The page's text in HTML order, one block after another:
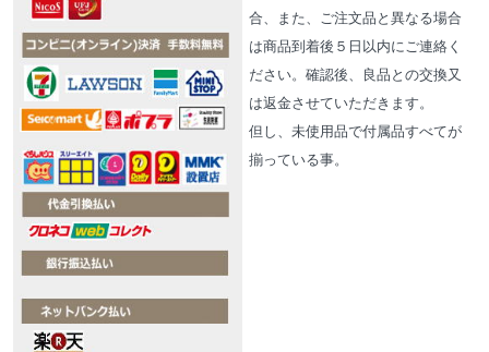
合、また、ご注文品と異なる場合
は商品到着後５日以内にご連絡く
ださい。確認後、良品との交換又
は返金させていただきます。
但し、未使用品で付属品すべてが
揃っている事。